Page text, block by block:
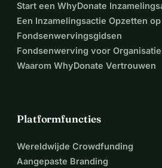
Start een WhyDonate
Een Inzamelingsactie Opzetten
Fondsenwervingsgidsen
Fondsenwerving voor
Waarom WhyDonate Vertrouwen
Platformfuncties
Wereldwijde Crowdfunding
Aangepaste Branding